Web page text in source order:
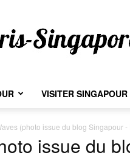
Paris-
VISITER SINGAPOUR
(photo issue du blog Singapour
issue du